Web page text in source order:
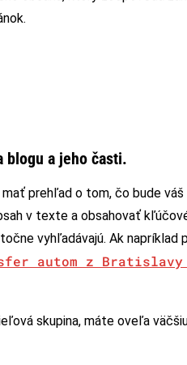
blogu a jeho časti.
prehľad o tom, čo bude váš
v texte a obsahovať
vyhľadávajú. Ak napríklad
autom z Bratislavy
skupina, máte oveľa